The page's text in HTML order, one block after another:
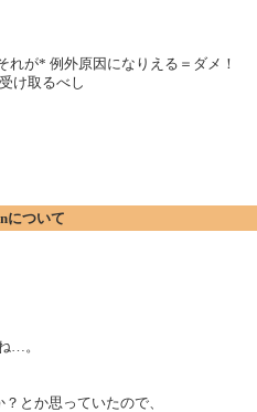
れが* 例外原因になりえる＝ダメ！
け取るべし
について
…。
とか思っていたので、